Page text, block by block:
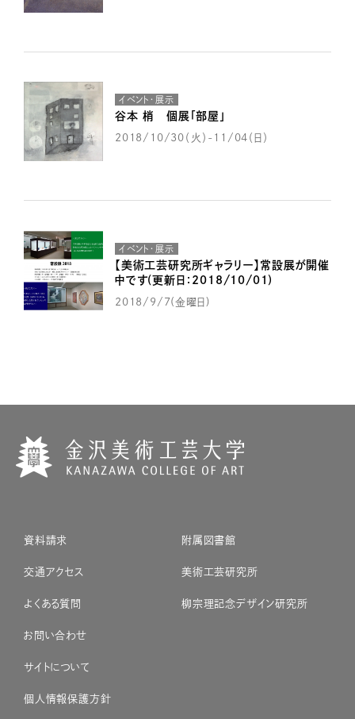
イベント・展示
谷本 梢 個展「部屋」
2018/10/30（火）-11/04（日）
イベント・展示
【美術工芸研究所ギャラリー】常設展が開催
中です(更新日：2018/10/01)
2018/9/7(金曜日)
資料請求
交通アクセス
よくある質問
お問い合わせ
サイトについて
個人情報保護方針
附属図書館
美術工芸研究所
柳宗理記念デザイン研究所